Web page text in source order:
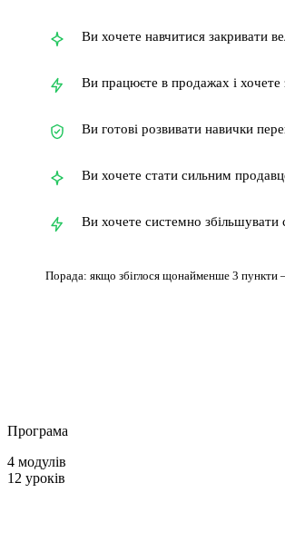
Ви хочете навчитися закривати
Ви працюєте в продажах і хочете
Ви готові розвивати навички
Ви хочете стати сильним
Ви хочете системно збільшувати
Порада: якщо збіглося щонайменше 3 пункти
Програма
4 модулів
12 уроків